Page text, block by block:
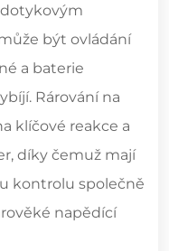
být ovládání
a baterie
Rárování na
klíčové reakce a
díky čemuž mají
kontrolu společně
napědící